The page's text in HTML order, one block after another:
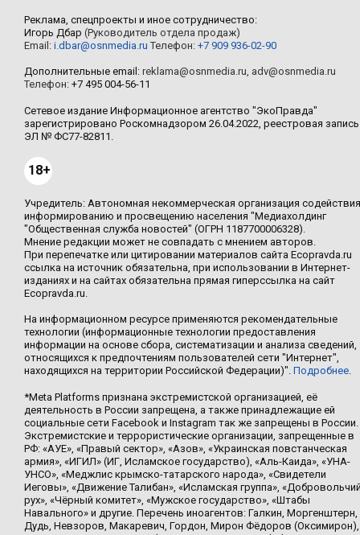
Реклама, спецпроекты и иное сотрудничество:
Игорь Дбар (Руководитель отдела продаж)
Email: i.dbar@osnmedia.ru Телефон: +7 909 936-02-90
Дополнительные email: reklama@osnmedia.ru, adv@osnmedia.ru
Телефон: +7 495 004-56-11
Сетевое издание Информационное агентство "ЭкоПравда"
зарегистрировано Роскомнадзором 26.04.2022, реестровая запись
ЭЛ № ФС77-82811.
18+
Учредитель: Автономная некоммерческая организация содействия
информированию и просвещению населения "Медиахолдинг
"Общественная служба новостей" (ОГРН 1187700006328).
Мнение редакции может не совпадать с мнением авторов.
При перепечатке или цитировании материалов сайта Ecopravda.ru
ссылка на источник обязательна, при использовании в Интернет-
изданиях и на сайтах обязательна прямая гиперссылка на сайт
Ecopravda.ru.
На информационном ресурсе применяются рекомендательные
технологии (информационные технологии предоставления
информации на основе сбора, систематизации и анализа сведений,
относящихся к предпочтениям пользователей сети "Интернет",
находящихся на территории Российской Федерации)". Подробнее.
*Meta Platforms признана экстремистской организацией, её
деятельность в России запрещена, а также принадлежащие ей
социальные сети Facebook и Instagram так же запрещены в России.
Экстремистские и террористические организации, запрещенные в
РФ: «АУЕ», «Правый сектор», «Азов», «Украинская повстанческая
армия», «ИГИЛ» (ИГ, Исламское государство), «Аль-Каида», «УНА-
УНСО», «Меджлис крымско-татарского народа», «Свидетели
Иеговы», «Движение Талибан», «Исламская группа»,
рух», «Чёрный комитет», «Мужское государство», «Штабы
Навального» и другие. Перечень иноагентов: Галкин, Моргенштерн,
Дудь, Невзоров, Макаревич, Гордон, Мирон Фёдоров (Оксимирон),